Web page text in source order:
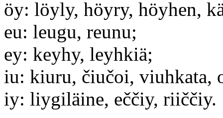
öy: löyly, höyry, höyhen,
eu: leugu, reunu;
ey: keyhy, leyhkiä;
iu: kiuru, čiučoi, viuhkata,
iy: liygiläine, eččiy, riiččiy.